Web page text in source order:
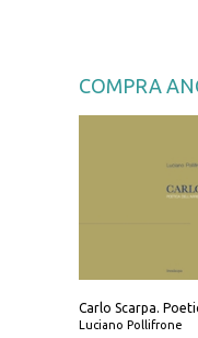
COMPRA
Luciano Pollifrone